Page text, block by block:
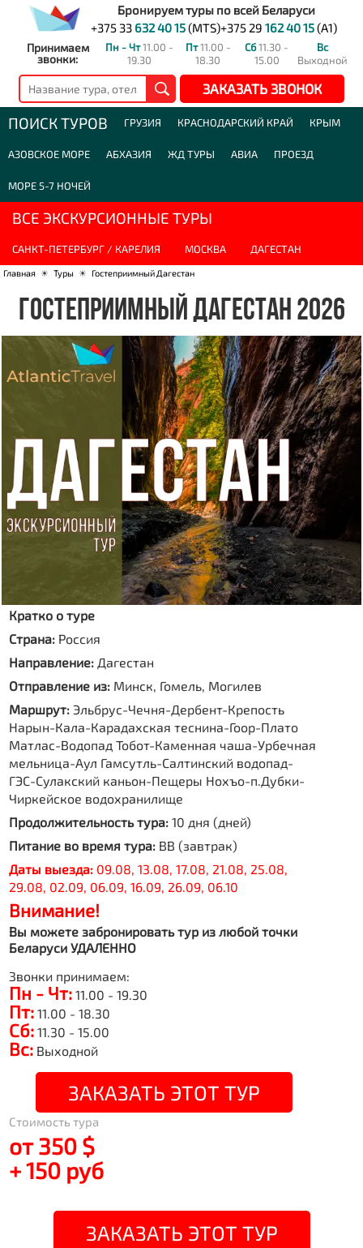
Бронируем туры по всей Беларуси
+375 33 632 40 15(MTS)+375 29 162 40 15(A1)
Принимаем
звонки:
Пн - Чт11.00 -
19.30
Пт11.00 -
18.30
Сб11.30 -
15.00
Вс
Выходной
ЗАКАЗАТЬ ЗВОНОК
ПОИСК ТУРОВ ГРУЗИЯ КРАСНОДАРСКИЙ КРАЙ КРЫМ
АЗОВСКОЕ МОРЕ АБХАЗИЯ ЖД ТУРЫ АВИА ПРОЕЗД
МОРЕ 5-7 НОЧЕЙ
ВСЕ ЭКСКУРСИОННЫЕ ТУРЫ
САНКТ-ПЕТЕРБУРГ / КАРЕЛИЯ МОСКВА ДАГЕСТАН
Главная ☀ Туры ☀ Гостеприимный Дагестан
ГОСТЕПРИИМНЫЙ ДАГЕСТАН 2026
Кратко о туре
Страна: Россия
Направление: Дагестан
Отправление из: Минск, Гомель, Могилев
Маршрут:Эльбрус-Чечня-Дербент-Крепость
Нарын-Кала-Карадахская теснина-Гоор-Плато
Матлас-Водопад Тобот-Каменная чаша-Урбечная
мельница-Аул Гамсутль-Салтинский водопад-
ГЭС-Сулакский каньон-Пещеры Нохъо-п.Дубки-
Чиркейское водохранилище
Продолжительность тура:10 дня (дней)
Питание во время тура: BB (завтрак)
Даты выезда: 09.08, 13.08, 17.08, 21.08, 25.08,
29.08, 02.09, 06.09, 16.09, 26.09, 06.10
Внимание!
Вы можете забронировать тур из любой точки
Беларуси УДАЛЕННО
Звонки принимаем:
Пн - Чт: 11.00 - 19.30
Пт: 11.00 - 18.30
Сб: 11.30 - 15.00
Вс: Выходной
ЗАКАЗАТЬ ЭТОТ ТУР
Стоимость тура
от 350 $
+ 150 руб
ЗАКАЗАТЬ ЭТОТ ТУР